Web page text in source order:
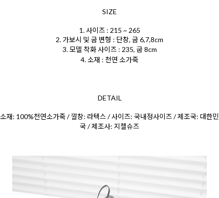
SIZE
1. 사이즈 : 215 ~ 265
2. 가보시 및 굽 변형 : 단창, 굽 6,7,8cm
3. 모델 착화 사이즈 : 235, 굽 8cm
4. 소재 : 천연 소가죽
DETAIL
소재: 100%천연소가죽 / 깔창: 라텍스 / 사이즈: 국내정사이즈 / 제조국: 대한민
국 / 제조사: 지젤슈즈